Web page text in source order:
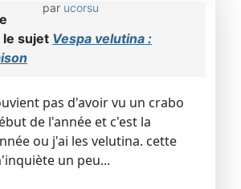
par ucorsu
le sujet Vespa velutina :
pas d'avoir vu un crabo
de l'année et c'est la
ou j'ai les velutina. cette
un peu...